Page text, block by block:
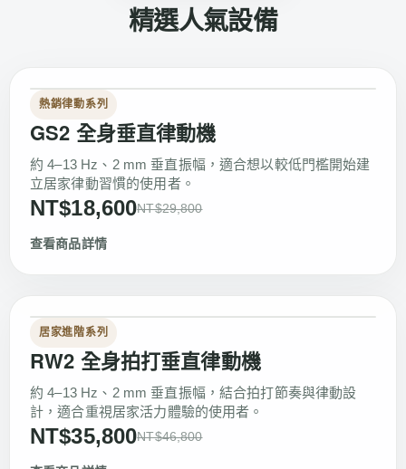
精選人氣設備
熱銷律動系列
GS2 全身垂直律動機
約 4–13 Hz、2 mm 垂直振幅，適合想以較低門檻開始建
立居家律動習慣的使用者。
NT$18,600NT$29,800
查看商品詳情
居家進階系列
RW2 全身拍打垂直律動機
約 4–13 Hz、2 mm 垂直振幅，結合拍打節奏與律動設
計，適合重視居家活力體驗的使用者。
NT$35,800NT$46,800